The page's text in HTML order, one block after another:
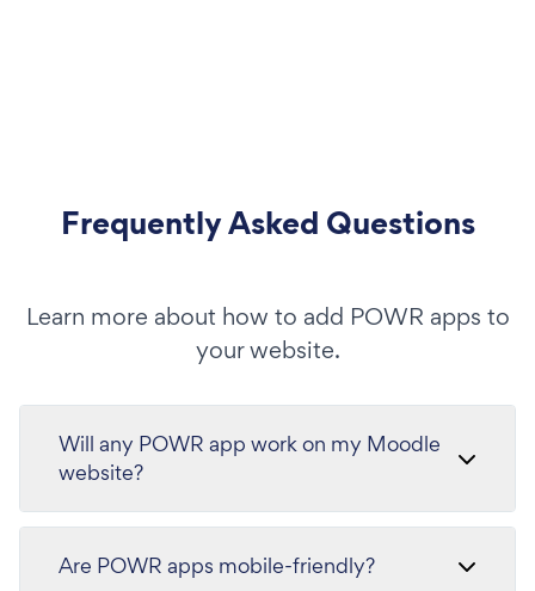
Frequently Asked Questions
Learn more about how to add POWR apps to
your website.
Will any POWR app work on my Moodle
website?
Are POWR apps mobile-friendly?